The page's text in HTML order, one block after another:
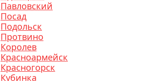
Павловский
Посад
Подольск
Протвино
Королев
Красноармейск
Красногорск
Кубинка